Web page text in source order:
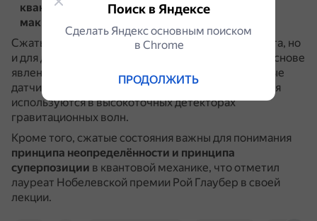
квантовомеханического состояния отдельного
макроскопического объекта
Сжатые состояния существуют не только для света, но
и для других квантовых объектов.
Например, на основе
явления сжатия пучков света созданы сверхточные
датчики магнитного поля.Также сжатые состояния
используются в высокоточных детекторах
гравитационных волн.
Кроме того, сжатые состояния важны для понимания
принципа неопределённости и принципа
суперпозиции в квантовой механике, что отметил
лауреат Нобелевской премии Рой Глаубер в своей
лекции.
Поиск в Яндексе
Сделать Яндекс основным поиском
в Сhrome
ПРОДОЛЖИТЬ